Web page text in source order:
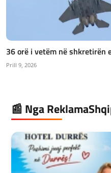
36 orë i vetëm në shkretirën
Prill 9, 2026
📰 Nga